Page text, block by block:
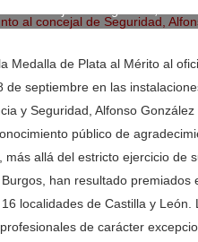
Medalla de Plata al Mérito al
septiembre en las
y Seguridad, Alfonso
público de
allá del estricto ejercicio de
han resultado
localidades de Castilla y
de carácter